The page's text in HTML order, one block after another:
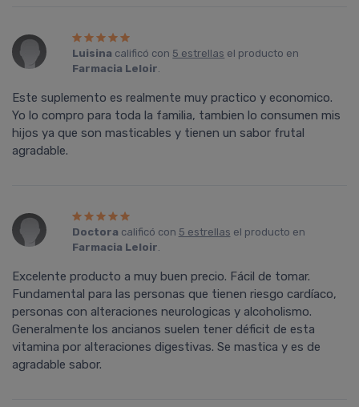
Luisina calificó con 5 estrellas el producto en
Farmacia Leloir.
Este suplemento es realmente muy practico y economico.
Yo lo compro para toda la familia, tambien lo consumen mis
hijos ya que son masticables y tienen un sabor frutal
agradable.
Doctora calificó con 5 estrellas el producto en
Farmacia Leloir.
Excelente producto a muy buen precio. Fácil de tomar.
Fundamental para las personas que tienen riesgo cardíaco,
personas con alteraciones neurologicas y alcoholismo.
Generalmente los ancianos suelen tener déficit de esta
vitamina por alteraciones digestivas. Se mastica y es de
agradable sabor.